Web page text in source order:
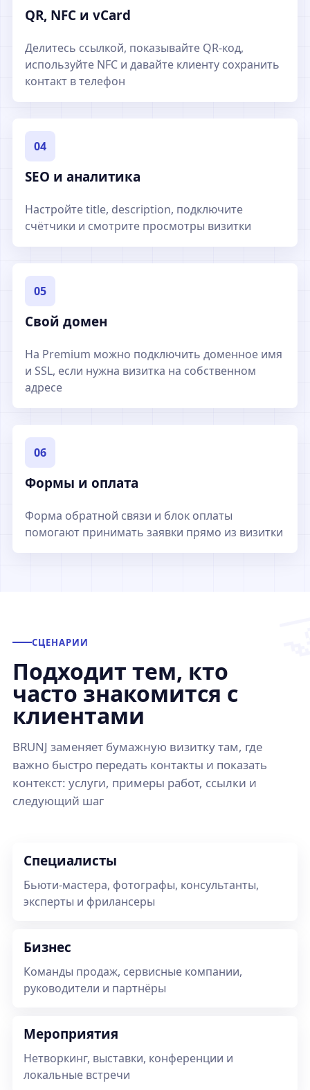
QR, NFC и vCard
Делитесь ссылкой, показывайте QR-код,
используйте NFC и давайте клиенту сохранить
контакт в телефон
04
SEO и аналитика
Настройте title, description, подключите
счётчики и смотрите просмотры визитки
05
Свой домен
На Premium можно подключить доменное имя
и SSL, если нужна визитка на собственном
адресе
06
Формы и оплата
Форма обратной связи и блок оплаты
помогают принимать заявки прямо из визитки
СЦЕНАРИИ
Подходит тем, кто
часто знакомится с
клиентами
BRUNJ заменяет бумажную визитку там, где
важно быстро передать контакты и показать
контекст: услуги, примеры работ, ссылки и
следующий шаг
Специалисты
Бьюти-мастера, фотографы, консультанты,
эксперты и фрилансеры
Бизнес
Команды продаж, сервисные компании,
руководители и партнёры
Мероприятия
Нетворкинг, выставки, конференции и
локальные встречи